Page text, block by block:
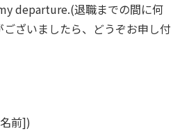
departure.(退職までの間に何
ざいましたら、どうぞお申し付
前])